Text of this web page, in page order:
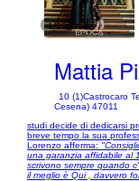
1/22
Mattia
10 (1)Castrocaro
Cesena) 47011
studi decide di dedicarsi
breve tempo la sua
Lorenzo afferma:
una garanzia affidabile al
scrivono sempre quando
il meglio è Qui , davvero